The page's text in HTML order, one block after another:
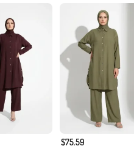
$75.59